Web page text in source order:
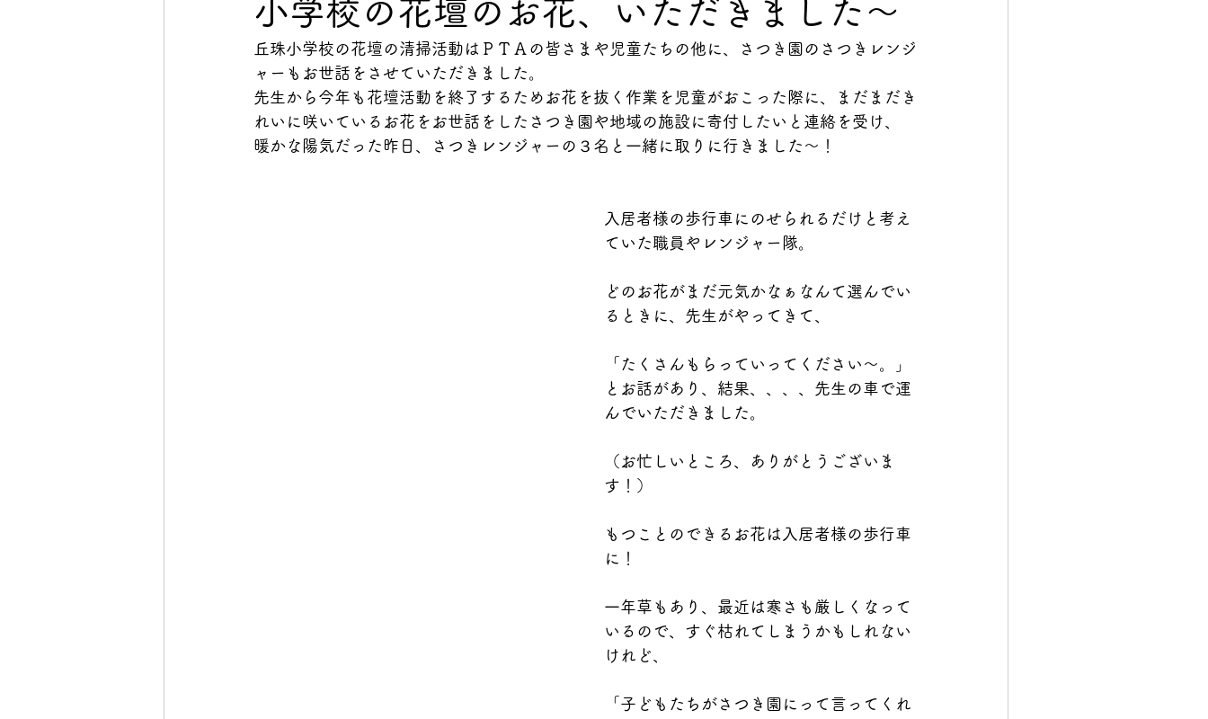
小学校の花壇のお花、いただきました～
丘珠小学校の花壇の清掃活動はＰＴＡの皆さまや児童たちの他に、さつき園のさつきレンジ
ャーもお世話をさせていただきました。
先生から今年も花壇活動を終了するためお花を抜く作業を児童がおこった際に、まだまだき
れいに咲いているお花をお世話をしたさつき園や地域の施設に寄付したいと連絡を受け、
暖かな陽気だった昨日、さつきレンジャーの３名と一緒に取りに行きました～！
入居者様の歩行車にのせられるだけと考え
ていた職員やレンジャー隊。
どのお花がまだ元気かなぁなんて選んでい
るときに、先生がやってきて、
「たくさんもらっていってください～。」
とお話があり、結果、、、、先生の車で運
んでいただきました。
（お忙しいところ、ありがとうございま
す！）
もつことのできるお花は入居者様の歩行車
に！
一年草もあり、最近は寒さも厳しくなって
いるので、すぐ枯れてしまうかもしれない
けれど、
「子どもたちがさつき園にって言ってくれ